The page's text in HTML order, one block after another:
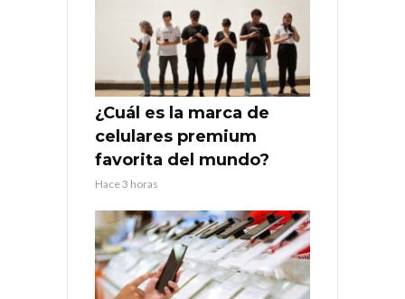
¿Cuál es la marca de
celulares premium
favorita del mundo?
Hace 3 horas